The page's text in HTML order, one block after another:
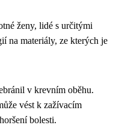
ženy, lidé s určitými
na materiály, ze kterých je
v krevním oběhu.
vést k zažívacím
bolesti.